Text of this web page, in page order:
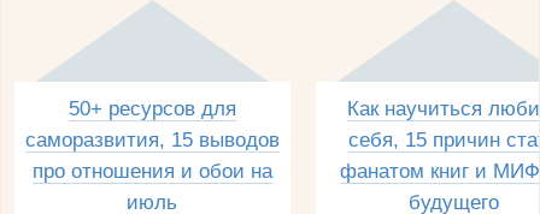
50+ ресурсов для
саморазвития, 15 выводов
про отношения и обои на
июль
Как научиться
себя, 15 причин
фанатом книг и
будущего